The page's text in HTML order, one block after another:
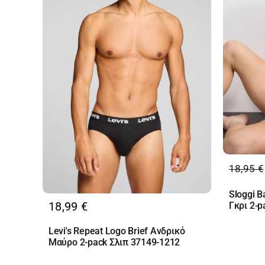
18,99 €
Levi's Repeat Logo Brief Ανδρικό
Μαύρο 2-pack Σλιπ 37149-1212
18,95€
price
was:
Η
τιμή
Sloggi
Γκρι 2-